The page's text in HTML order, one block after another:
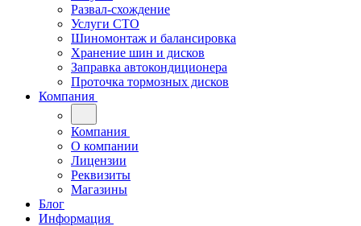
Развал-схождение
Услуги СТО
Шиномонтаж и балансировка
Хранение шин и дисков
Заправка автокондиционера
Проточка тормозных дисков
Компания
Компания
О компании
Лицензии
Реквизиты
Магазины
Блог
Информация